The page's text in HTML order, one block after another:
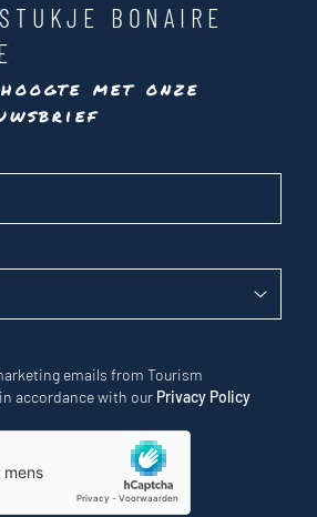
BONAIRE
met onze
emails from Tourism
accordance with our Privacy Policy